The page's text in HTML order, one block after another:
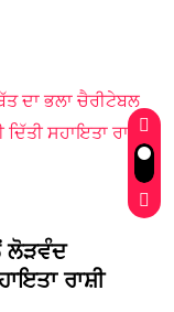
ਦਾ ਭਲਾ ਚੈਰੀਟੇਬਲ
ਸਹਾਇਤਾ ਰਾਸ਼ੀ
ਲੋੜਵੰਦ
ਰਾਸ਼ੀ